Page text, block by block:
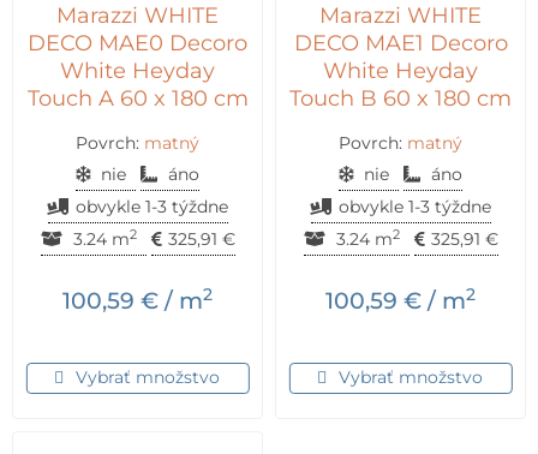
Marazzi WHITE
DECO MAE0 Decoro
White Heyday
Touch A 60 x 180 cm
Povrch: matný
nie
áno
obvykle 1-3 týždne
3.24 m2 325,91 €
100,59 € / m2
Vybrať množstvo
Marazzi WHITE
DECO MAE1 Decoro
White Heyday
Touch B 60 x 180 cm
Povrch: matný
nie
áno
obvykle 1-3 týždne
3.24 m2 325,91 €
100,59 € / m2
Vybrať množstvo